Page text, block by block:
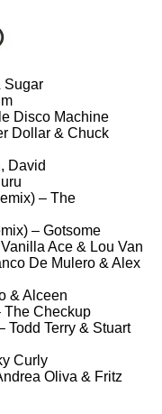
Sugar
Disco Machine
Dollar & Chuck
David
– The
– Gotsome
Ace & Lou Van
De Mulero & Alex
& Alceen
The Checkup
Todd Terry & Stuart
Curly
Oliva & Fritz